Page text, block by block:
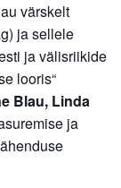
värskelt
ja sellele
ja välisriikide
looris“
Blau, Linda
ja